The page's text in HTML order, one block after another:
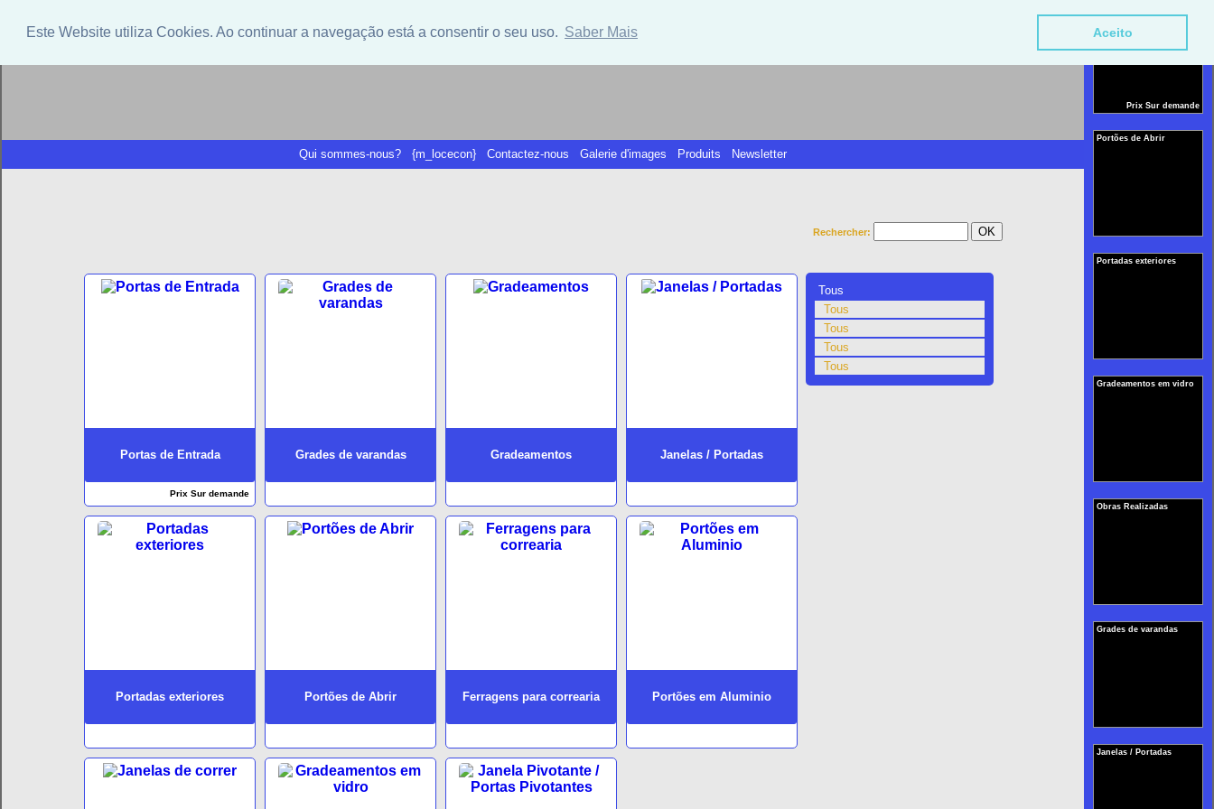
Este Website utiliza Cookies. Ao continuar a navegação está a consentir o seu uso. Saber Mais Aceito
Portas de Entrada
Prix Sur demande
Portões de Abrir
Portadas exteriores
Gradeamentos em vidro
Obras Realizadas
Grades de varandas
Janelas / Portadas
Qui sommes-nous? {m_locecon} Contactez-nous Galerie d'images Produits Newsletter
Rechercher:
Portas de Entrada
Prix Sur demande
Grades de varandas Gradeamentos Janelas / Portadas
Portadas exteriores Portões de Abrir Ferragens para correaria Portões em Aluminio
Tous
Tous
Tous
Tous
Tous